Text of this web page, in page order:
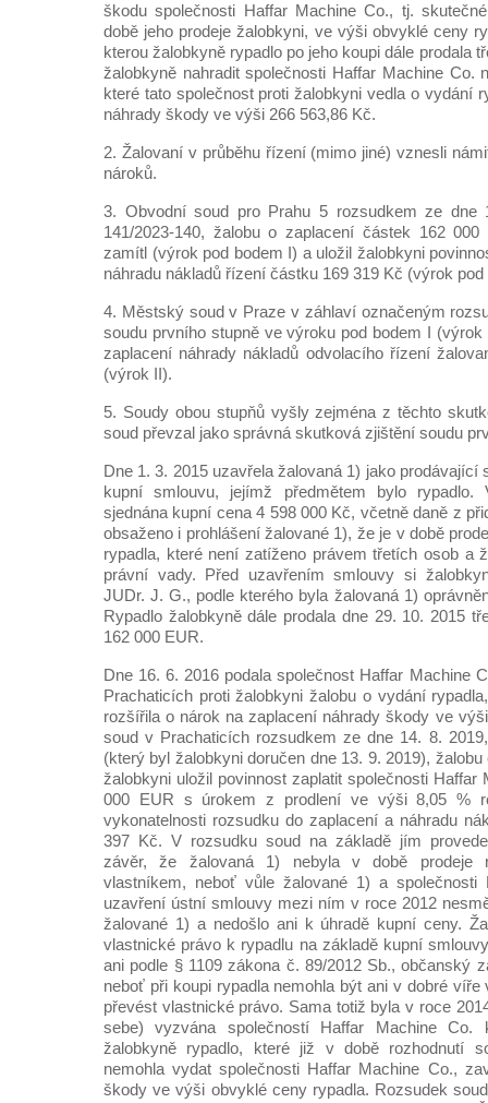
škodu společnosti Haffar Machine Co., tj.
době jeho prodeje žalobkyni, ve výši obvyklé ceny
kterou žalobkyně rypadlo po jeho koupi dále prodala
žalobkyně nahradit společnosti Haffar Machine Co.
které tato společnost proti žalobkyni vedla o vydání
náhrady škody ve výši 266 563,86 Kč.
2. Žalovaní v průběhu řízení (mimo jiné) vznesli
nároků.
3. Obvodní soud pro Prahu 5 rozsudkem ze
141/2023-140, žalobu o zaplacení částek 162
zamítl (výrok pod bodem I) a uložil žalobkyni
náhradu nákladů řízení částku 169 319 Kč (výrok pod
4. Městský soud v Praze v záhlaví označeným
soudu prvního stupně ve výroku pod bodem I
zaplacení náhrady nákladů odvolacího řízení
(výrok II).
5. Soudy obou stupňů vyšly zejména z těchto
soud převzal jako správná skutková zjištění soudu
Dne 1. 3. 2015 uzavřela žalovaná 1) jako
kupní smlouvu, jejímž předmětem bylo
sjednána kupní cena 4 598 000 Kč, včetně daně z
obsaženo i prohlášení žalované 1), že je v době
rypadla, které není zatíženo právem třetích osob a
právní vady. Před uzavřením smlouvy si
JUDr. J. G., podle kterého byla žalovaná 1)
Rypadlo žalobkyně dále prodala dne 29. 10. 2015
162 000 EUR.
Dne 16. 6. 2016 podala společnost Haffar Machine
Prachaticích proti žalobkyni žalobu o vydání
rozšířila o nárok na zaplacení náhrady škody ve
soud v Prachaticích rozsudkem ze dne 14. 8.
(který byl žalobkyni doručen dne 13. 9. 2019),
žalobkyni uložil povinnost zaplatit společnosti Haffar
000 EUR s úrokem z prodlení ve výši 8,05 %
vykonatelnosti rozsudku do zaplacení a náhradu
397 Kč. V rozsudku soud na základě jím
závěr, že žalovaná 1) nebyla v době prodeje
vlastníkem, neboť vůle žalované 1) a společnosti
uzavření ústní smlouvy mezi ním v roce 2012
žalované 1) a nedošlo ani k úhradě kupní ceny.
vlastnické právo k rypadlu na základě kupní
ani podle § 1109 zákona č. 89/2012 Sb., občanský
neboť při koupi rypadla nemohla být ani v dobré víře
převést vlastnické právo. Sama totiž byla v roce
sebe) vyzvána společností Haffar Machine
žalobkyně rypadlo, které již v době rozhodnutí
nemohla vydat společnosti Haffar Machine Co.,
škody ve výši obvyklé ceny rypadla. Rozsudek